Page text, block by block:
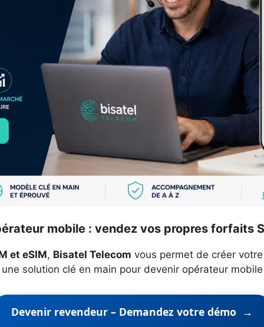
mobile : vendez vos propres forfaits
et eSIM, Bisatel Telecom vous permet de créer
solution clé en main pour devenir opérateur
Devenir revendeur – Demandez votre démo →